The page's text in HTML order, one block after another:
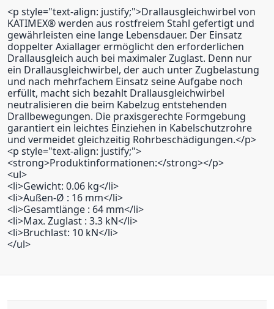
<p style="text-align: justify;">Drallausgleichwirbel von
KATIMEX® werden aus rostfreiem Stahl gefertigt und
gewährleisten eine lange Lebensdauer. Der Einsatz
doppelter Axiallager ermöglicht den erforderlichen
Drallausgleich auch bei maximaler Zuglast. Denn nur
ein Drallausgleichwirbel, der auch unter Zugbelastung
und nach mehrfachem Einsatz seine Aufgabe noch
erfüllt, macht sich bezahlt Drallausgleichwirbel
neutralisieren die beim Kabelzug entstehenden
Drallbewegungen. Die praxisgerechte Formgebung
garantiert ein leichtes Einziehen in Kabelschutzrohre
und vermeidet gleichzeitig Rohrbeschädigungen.</p>
<p style="text-align: justify;">
<strong>Produktinformationen:</strong></p>
<ul>
<li>Gewicht: 0.06 kg</li>
<li>Außen-Ø : 16 mm</li>
<li>Gesamtlänge : 64 mm</li>
<li>Max. Zuglast : 3.3 kN</li>
<li>Bruchlast: 10 kN</li>
</ul>